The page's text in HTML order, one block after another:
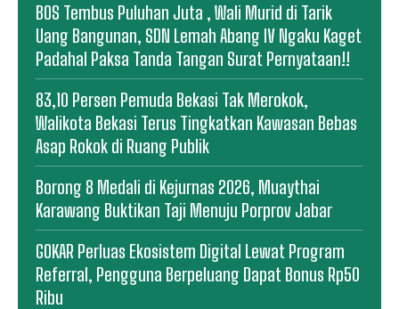
BOS Tembus Puluhan Juta , Wali Murid di Tarik
Uang Bangunan, SDN Lemah Abang IV Ngaku Kaget
Padahal Paksa Tanda Tangan Surat Pernyataan!!
83,10 Persen Pemuda Bekasi Tak Merokok,
Walikota Bekasi Terus Tingkatkan Kawasan Bebas
Asap Rokok di Ruang Publik
Borong 8 Medali di Kejurnas 2026, Muaythai
Karawang Buktikan Taji Menuju Porprov Jabar
GOKAR Perluas Ekosistem Digital Lewat Program
Referral, Pengguna Berpeluang Dapat Bonus Rp50
Ribu